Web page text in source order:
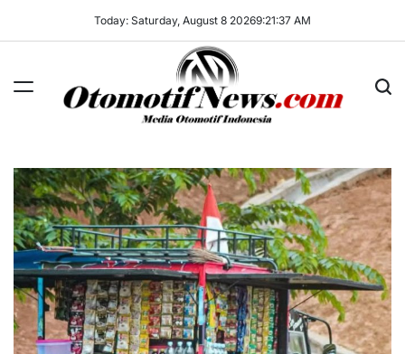
Today: Saturday, August 8 20269:21:38 AM